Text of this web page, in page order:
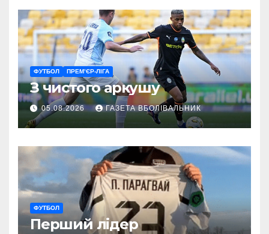
ФУТБОЛ ПРЕМ’ЄР-ЛІГА
З чистого аркушу
05.08.2026 ГАЗЕТА ВБОЛІВАЛЬНИК
ФУТБОЛ
Перший лідер